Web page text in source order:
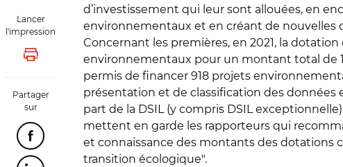
Lancer
l'impression
Lancer l'impression
Partager
sur
Partager cette page sur Facebook
d’investissement qui leur sont allouées, en
environnementaux et en créant de nouvelles
Concernant les premières, en 2021, la
environnementaux pour un montant total de
permis de financer 918 projets
présentation et de classification des données
part de la DSIL (y compris DSIL
mettent en garde les rapporteurs qui
et connaissance des montants des dotations
transition écologique".